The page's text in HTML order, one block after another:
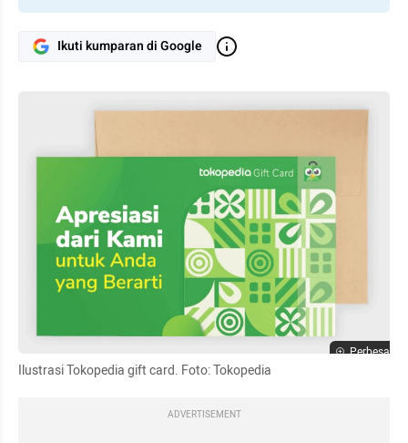
Ikuti kumparan di Google
Perbesar
Ilustrasi Tokopedia gift card. Foto: Tokopedia
ADVERTISEMENT